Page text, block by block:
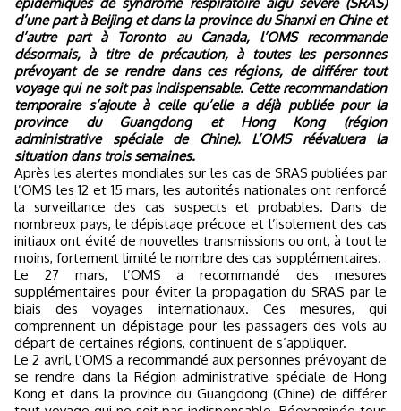
d’une part à Beijing et dans la province du Shanxi en Chine et
d’autre part à Toronto au Canada, l’OMS recommande
désormais, à titre de précaution, à toutes les personnes
prévoyant de se rendre dans ces régions, de différer tout
voyage qui ne soit pas indispensable. Cette recommandation
temporaire s’ajoute à celle qu’elle a déjà publiée pour la
province du Guangdong et Hong Kong (région
administrative spéciale de Chine). L’OMS réévaluera la
situation dans trois semaines.
Après les alertes mondiales sur les cas de SRAS publiées par
l’OMS les 12 et 15 mars, les autorités nationales ont renforcé
la surveillance des cas suspects et probables. Dans de
nombreux pays, le dépistage précoce et l’isolement des cas
initiaux ont évité de nouvelles transmissions ou ont, à tout le
moins, fortement limité le nombre des cas supplémentaires.
Le 27 mars, l’OMS a recommandé des mesures
supplémentaires pour éviter la propagation du SRAS par le
biais des voyages internationaux. Ces mesures, qui
comprennent un dépistage pour les passagers des vols au
départ de certaines régions, continuent de s’appliquer.
Le 2 avril, l’OMS a recommandé aux personnes prévoyant de
se rendre dans la Région administrative spéciale de Hong
Kong et dans la province du Guangdong (Chine) de différer